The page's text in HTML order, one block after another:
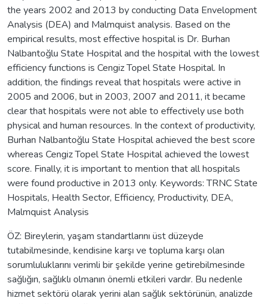
the years 2002 and 2013 by conducting Data Envelopment
Analysis (DEA) and Malmquist analysis. Based on the
empirical results, most effective hospital is Dr. Burhan
Nalbantoğlu State Hospital and the hospital with the lowest
efficiency functions is Cengiz Topel State Hospital. In
addition, the findings reveal that hospitals were active in
2005 and 2006, but in 2003, 2007 and 2011, it became
clear that hospitals were not able to effectively use both
physical and human resources. In the context of productivity,
Burhan Nalbantoğlu State Hospital achieved the best score
whereas Cengiz Topel State Hospital achieved the lowest
score. Finally, it is important to mention that all hospitals
were found productive in 2013 only. Keywords: TRNC State
Hospitals, Health Sector, Efficiency, Productivity, DEA,
Malmquist Analysis
ÖZ: Bireylerin, yaşam standartlarını üst düzeyde
tutabilmesinde, kendisine karşı ve topluma karşı olan
sorumluluklarını verimli bir şekilde yerine getirebilmesinde
sağlığın, sağlıklı olmanın önemli etkileri vardır. Bu nedenle
hizmet sektörü olarak yerini alan sağlık sektörünün, analizde